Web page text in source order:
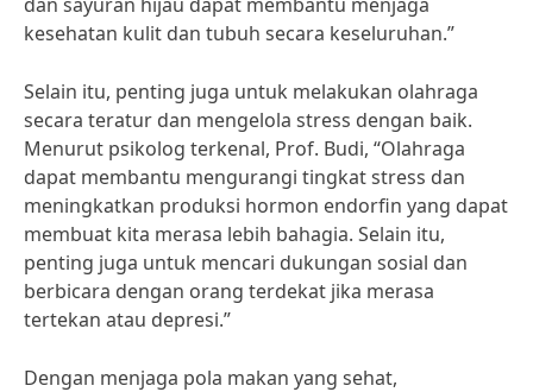
kesehatan kulit dan tubuh secara keseluruhan.”
Selain itu, penting juga untuk melakukan olahraga
secara teratur dan mengelola stress dengan baik.
Menurut psikolog terkenal, Prof. Budi, “Olahraga
dapat membantu mengurangi tingkat stress dan
meningkatkan produksi hormon endorfin yang dapat
membuat kita merasa lebih bahagia. Selain itu,
penting juga untuk mencari dukungan sosial dan
berbicara dengan orang terdekat jika merasa
tertekan atau depresi.”
Dengan menjaga pola makan yang sehat,